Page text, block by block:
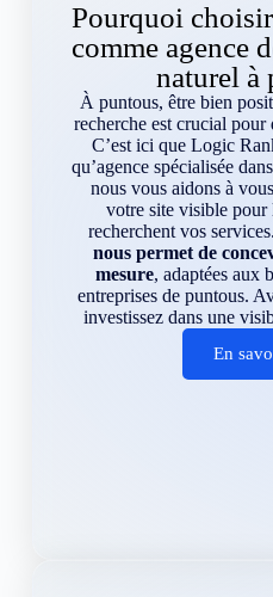
Pourquoi
comme agence
naturel à
À puntous, être bien
recherche est crucial
C’est ici que Logic
qu’agence spécialisée
nous vous aidons à
votre site visible pour
recherchent vos services.
nous permet de
mesure, adaptées aux
entreprises de puntous.
investissez dans une
En